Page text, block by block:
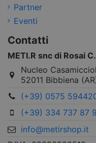
Partner
Eventi
Contatti
METI.R snc di Rosai
Nucleo
52011 Bibbiena
(+39) 0575
(+39) 334 737 87
info@metirshop.it